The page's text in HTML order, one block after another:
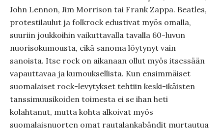
John Lennon, Jim Morrison tai Frank Zappa. Beatles,
protestilaulut ja folkrock edustivat myös omalla,
suuriin joukkoihin vaikuttavalla tavalla 60-luvun
nuorisokumousta, eikä sanoma löytynyt vain
sanoista. Itse rock on aikanaan ollut myös itsessään
vapauttavaa ja kumouksellista. Kun ensimmäiset
suomalaiset rock-levytykset tehtiin keski-ikäisten
tanssimuusikoiden toimesta ei se ihan heti
kolahtanut, mutta kohta alkoivat myös
suomalaisnuorten omat rautalankabändit murtautua